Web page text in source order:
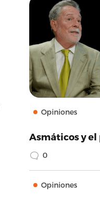
Opiniones
Asmáticos y el
0
Opiniones